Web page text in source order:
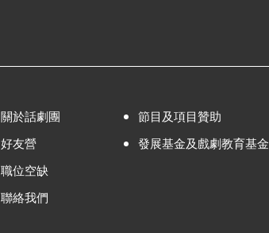
關於話劇團
好友營
職位空缺
聯絡我們
節目及項目贊助
發展基金及戲劇教育基金